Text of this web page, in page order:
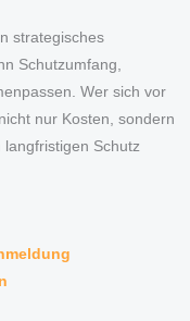
strategisches
Schutzumfang,
Wer sich vor
nur Kosten, sondern
Schutz